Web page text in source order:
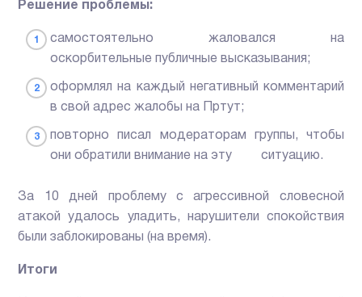
Решение проблемы:
самостоятельно жаловался на
оскорбительные публичные высказывания;
оформлял на каждый негативный комментарий
в свой адрес жалобы на Пртут;
повторно писал модераторам группы, чтобы
они обратили внимание на эту ситуацию.
За 10 дней проблему с агрессивной словесной
атакой удалось уладить, нарушители спокойствия
были заблокированы (на время).
Итоги